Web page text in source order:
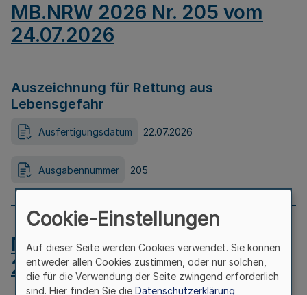
MB.NRW 2026 Nr. 205 vom
24.07.2026
Auszeichnung für Rettung aus
Lebensgefahr
Ausfertigungsdatum 22.07.2026
Ausgabennummer 205
MB.NRW 2026 Nr. 204 vom
24.07.2026
Cookie-Einstellungen
Auf dieser Seite werden Cookies verwendet. Sie können
entweder allen Cookies zustimmen, oder nur solchen,
die für die Verwendung der Seite zwingend erforderlich
sind. Hier finden Sie die Datenschutzerklärung